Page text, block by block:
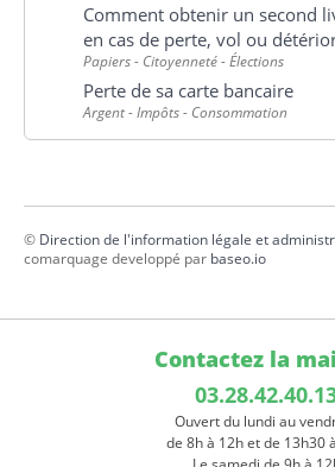
Comment obtenir un second
en cas de perte, vol ou
Papiers - Citoyenneté - Élections
Perte de sa carte bancaire
Argent - Impôts - Consommation
© Direction de l'information légale et
comarquage developpé par baseo.io
Contactez la
Ouvert du lundi au
de 8h à 12h et de 13h30